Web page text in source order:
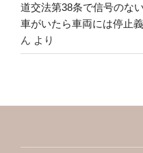
道交法第38条で信号のな
車がいたら車両には停止
ん より